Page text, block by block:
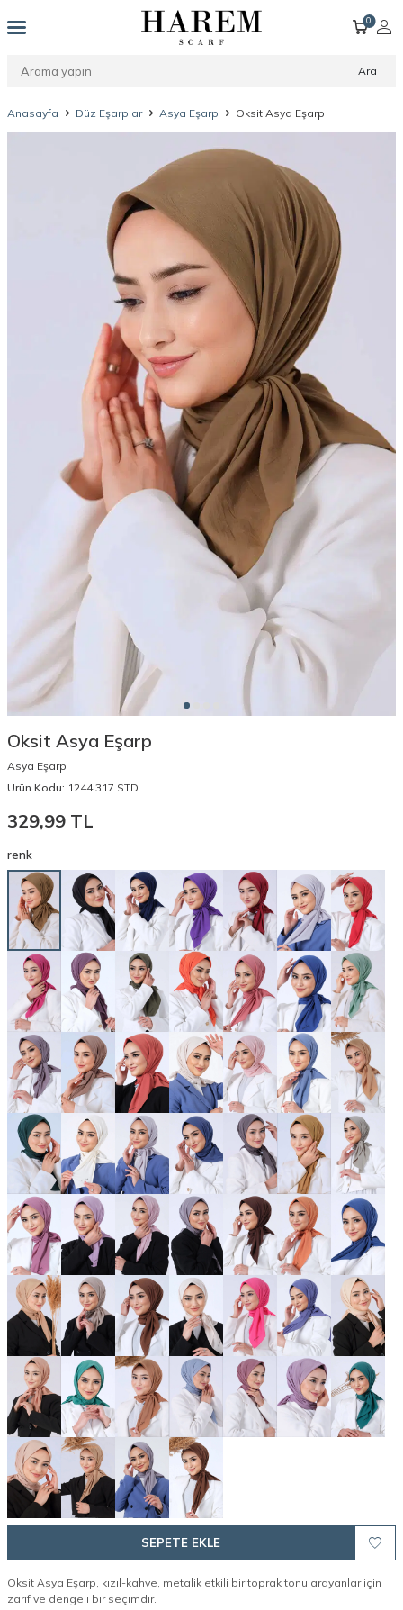
Ara
0
Anasayfa Düz Eşarplar Asya Eşarp Oksit Asya Eşarp
Oksit Asya Eşarp
Asya Eşarp
Ürün Kodu: 1244.317.STD
329,99 TL
renk
SEPETE EKLE
Oksit Asya Eşarp, kızıl-kahve, metalik etkili bir toprak tonu arayanlar için
zarif ve dengeli bir seçimdir.